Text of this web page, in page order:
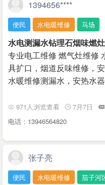
1394656****
便民 水电暖维修 马场
水电测漏水钻理石烟味燃灶
专业电工维修 燃气灶维修
具扩口，烟道反味维修，
水暖维修测漏水，安热水
971人浏览查看 7月7日
电话：13946564820
张子亮
便民 水电暖维修 茄子河